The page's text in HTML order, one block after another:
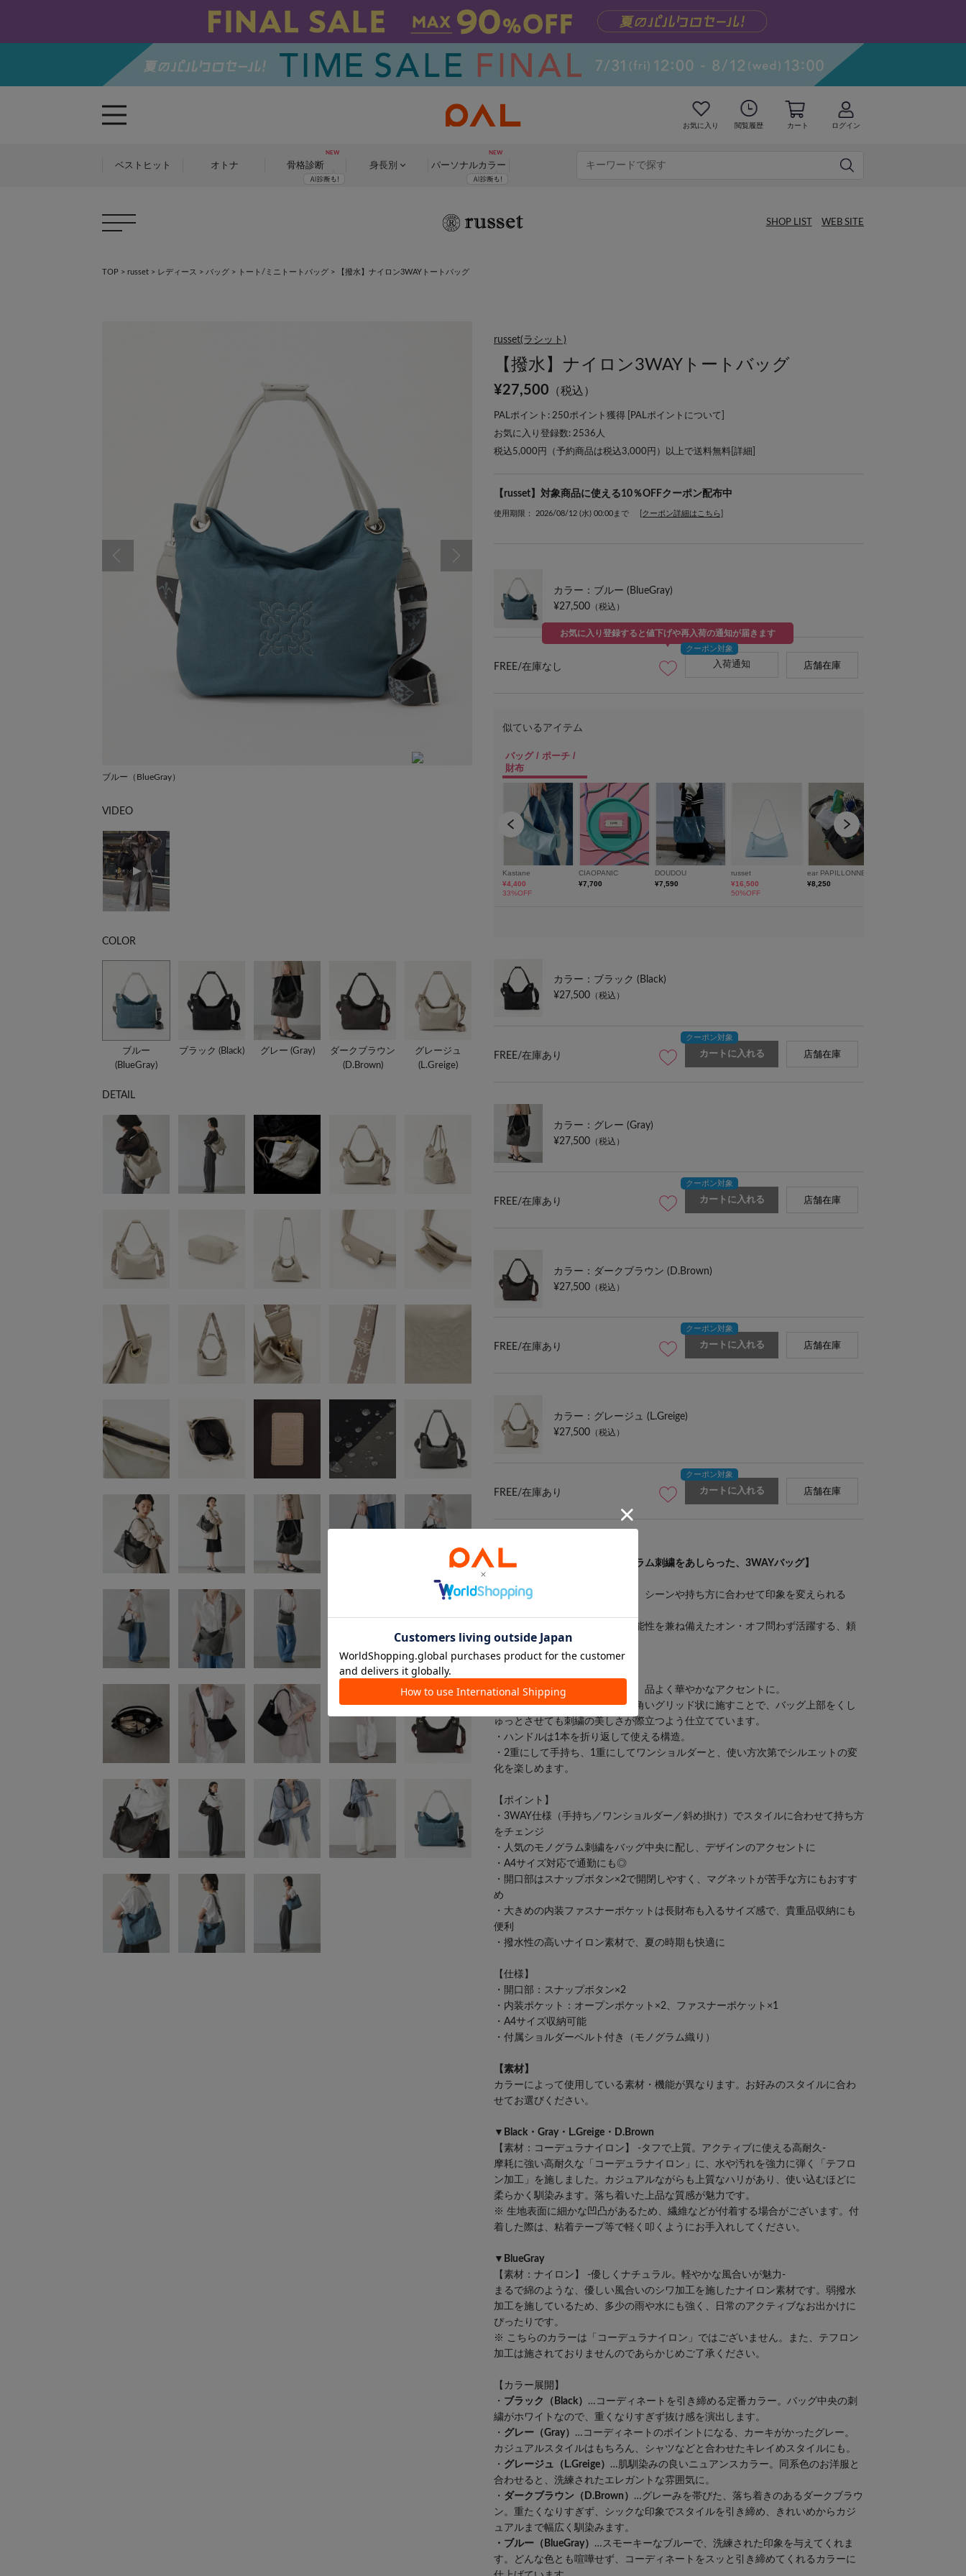
お気に入り 閲覧履歴 カート ログイン
ベストヒット オトナ 骨格診断 身長別 パーソナルカラー
SHOP LIST WEB SITE
TOP > russet > レディース > バッグ > トート/ミニトートバッグ > 【撥水】ナイロン3WAYトートバッグ
ブルー（BlueGray） ブラック（Black）
VIDEO
COLOR
ブルー
(BlueGray)
ブラック (Black) グレー (Gray)
ダークブラウン
(D.Brown)
グレージュ
(L.Greige)
DETAIL
russet(ラシット)
【撥水】ナイロン3WAYトートバッグ
¥27,500 （税込）
PALポイント: 250ポイント獲得 [ PALポイントについて
お気に入り登録数: 2536 人
税込5,000円（予約商品は税込3,000円）以上で送料無料[ 詳細
【russet】対象商品に使える10％OFFクーポン配布中
使用期限： 2026/08/12 (水) 00:00まで [クーポン詳細はこちら]
カラー：ブルー (BlueGray)
¥27,500 （税込）
FREE/在庫なし
お気に入り登録すると値下げや再入荷の通知が届きます
入荷通知 店舗在庫
カラー：ブラック (Black)
¥27,500 （税込）
FREE/在庫あり カートに入れる 店舗在庫
カラー：グレー (Gray)
¥27,500 （税込）
FREE/在庫あり カートに入れる 店舗在庫
カラー：ダークブラウン (D.Brown)
¥27,500 （税込）
FREE/在庫あり カートに入れる 店舗在庫
カラー：グレージュ (L.Greige)
¥27,500 （税込）
FREE/在庫あり カートに入れる 店舗在庫
【上質なナイロン素材にモノグラム刺繍をあしらった、3WAYバッグ】
軽やかながらも型崩れしにくく、シーンや持ち方に合わせて印象を変えられる
ラシットらしいデザイン性と機能性を兼ね備えたオン・オフ問わず活躍する、頼
れるデイリーパートナー。
・フロントのモノグラム刺繍が、品よく華やかなアクセントに。
・従来のひし形配置ではなく四角いグリッド状に施すことで、バッグ上部をくし
ゅっとさせても刺繍の美しさが際立つよう仕立てています。
・ハンドルは1本を折り返して使える構造。
・2重にして手持ち、1重にしてワンショルダーと、使い方次第でシルエットの変
化を楽しめます。
【ポイント】
・3WAY仕様（手持ち／ワンショルダー／斜め掛け）でスタイルに合わせて持ち方
をチェンジ
・人気のモノグラム刺繍をバッグ中央に配し、デザインのアクセントに
・A4サイズ対応で通勤にも◎
・開口部はスナップボタン×2で開閉しやすく、マグネットが苦手な方にもおすす
め
・大きめの内装ファスナーポケットは長財布も入るサイズ感で、貴重品収納にも
便利
・撥水性の高いナイロン素材で、夏の時期も快適に
【仕様】
・開口部：スナップボタン×2
・内装ポケット：オープンポケット×2、ファスナーポケット×1
・A4サイズ収納可能
・付属ショルダーベルト付き（モノグラム織り）
【素材】
カラーによって使用している素材・機能が異なります。お好みのスタイルに合わ
せてお選びください。
▼Black・Gray・L.Greige・D.Brown
【素材：コーデュラナイロン】 -タフで上質。アクティブに使える高耐久-
摩耗に強い高耐久な「コーデュラナイロン」に、水や汚れを強力に弾く「テフロ
ン加工」を施しました。カジュアルながらも上質なハリがあり、使い込むほどに
柔らかく馴染みます。落ち着いた上品な質感が魅力です。
※ 生地表面に細かな凹凸があるため、繊維などが付着する場合がございます。付
着した際は、粘着テープ等で軽く叩くようにお手入れしてください。
▼BlueGray
【素材：ナイロン】 -優しくナチュラル。軽やかな風合いが魅力-
まるで綿のような、優しい風合いのシワ加工を施したナイロン素材です。弱撥水
加工を施しているため、多少の雨や水にも強く、日常のアクティブなお出かけに
ぴったりです。
※ こちらのカラーは「コーデュラナイロン」ではございません。また、テフロン
加工は施されておりませんのであらかじめご了承ください。
【カラー展開】
・ ブラック（Black） …コーディネートを引き締める定番カラー。バッグ中央の刺
繍がホワイトなので、重くなりすぎず抜け感を演出します。
・ グレー（Gray） …コーディネートのポイントになる、カーキがかったグレー。
カジュアルスタイルはもちろん、シャツなどと合わせたキレイめスタイルにも。
・ グレージュ（L.Greige） …肌馴染みの良いニュアンスカラー。同系色のお洋服と
合わせると、洗練されたエレガントな雰囲気に。
・ ダークブラウン（D.Brown） …グレーみを帯びた、落ち着きのあるダークブラウ
ン。重たくなりすぎず、シックな印象でスタイルを引き締め、きれいめからカジ
ュアルまで幅広く馴染みます。
・ブルー（BlueGray） …スモーキーなブルーで、洗練された印象を与えてくれま
す。どんな色とも喧嘩せず、コーディネートをスッと引き締めてくれるカラーに